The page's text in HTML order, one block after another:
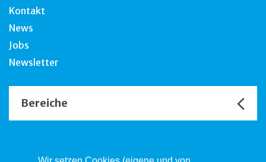
Kontakt
News
Jobs
Newsletter
Bereiche